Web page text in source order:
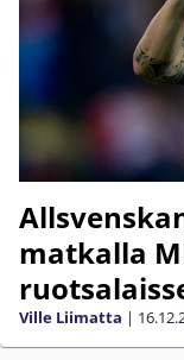
matkalla
Ville Liimatta |